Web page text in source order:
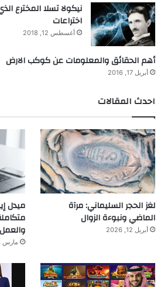
اختراعات
أغسطس 12, 2018
أهم الحقائق والمعلومات عن كوكب الارض
أبريل 17, 2016
احدث المقالات
لغز الحجر السليماني: مرآة
الماضي ونبوءة الزوال
أبريل 12, 2026
ميدل
مارس 18, 2026